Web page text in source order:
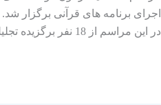
اجرای برنامه های قرآنی برگزار شد.
در این مراسم از 18 نفر برگزیده تجلیل شد.